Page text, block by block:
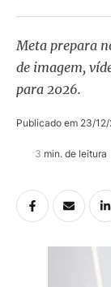
Meta prepara
de imagem,
para 2026.
Publicado em 23/
3 min. de leitura